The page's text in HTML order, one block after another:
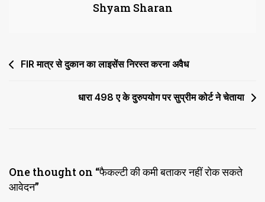
Shyam Sharan
PostFIR मात्र से दुकान का लाइसेंस निरस्त करना अवैध
धारा 498 ए के दुरुपयोग पर सुप्रीम कोर्ट ने चेताया
One thought on “फैकल्टी की कमी बताकर नहीं रोक सकते
आवेदन”